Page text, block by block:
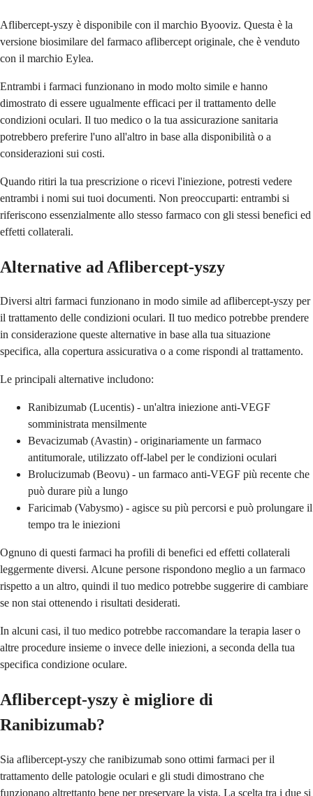
Aflibercept-yszy è disponibile con il marchio Byooviz. Questa è la
versione biosimilare del farmaco aflibercept originale, che è venduto
con il marchio Eylea.
Entrambi i farmaci funzionano in modo molto simile e hanno
dimostrato di essere ugualmente efficaci per il trattamento delle
condizioni oculari. Il tuo medico o la tua assicurazione sanitaria
potrebbero preferire l'uno all'altro in base alla disponibilità o a
considerazioni sui costi.
Quando ritiri la tua prescrizione o ricevi l'iniezione, potresti vedere
entrambi i nomi sui tuoi documenti. Non preoccuparti: entrambi si
riferiscono essenzialmente allo stesso farmaco con gli stessi benefici ed
effetti collaterali.
Alternative ad Aflibercept-yszy
Diversi altri farmaci funzionano in modo simile ad aflibercept-yszy per
il trattamento delle condizioni oculari. Il tuo medico potrebbe prendere
in considerazione queste alternative in base alla tua situazione
specifica, alla copertura assicurativa o a come rispondi al trattamento.
Le principali alternative includono:
Ranibizumab (Lucentis) - un'altra iniezione anti-VEGF
somministrata mensilmente
Bevacizumab (Avastin) - originariamente un farmaco
antitumorale, utilizzato off-label per le condizioni oculari
Brolucizumab (Beovu) - un farmaco anti-VEGF più recente che
può durare più a lungo
Faricimab (Vabysmo) - agisce su più percorsi e può prolungare il
tempo tra le iniezioni
Ognuno di questi farmaci ha profili di benefici ed effetti collaterali
leggermente diversi. Alcune persone rispondono meglio a un farmaco
rispetto a un altro, quindi il tuo medico potrebbe suggerire di cambiare
se non stai ottenendo i risultati desiderati.
In alcuni casi, il tuo medico potrebbe raccomandare la terapia laser o
altre procedure insieme o invece delle iniezioni, a seconda della tua
specifica condizione oculare.
Aflibercept-yszy è migliore di
Ranibizumab?
Sia aflibercept-yszy che ranibizumab sono ottimi farmaci per il
trattamento delle patologie oculari e gli studi dimostrano che
funzionano altrettanto bene per preservare la vista. La scelta tra i due si